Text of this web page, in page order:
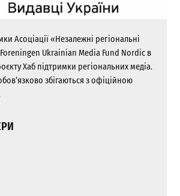
Асоціації «Незалежні регіональні
Foreningen Ukrainian Media Fund Nordic в
Хаб підтримки регіональних медіа.
збігаються з офіційною